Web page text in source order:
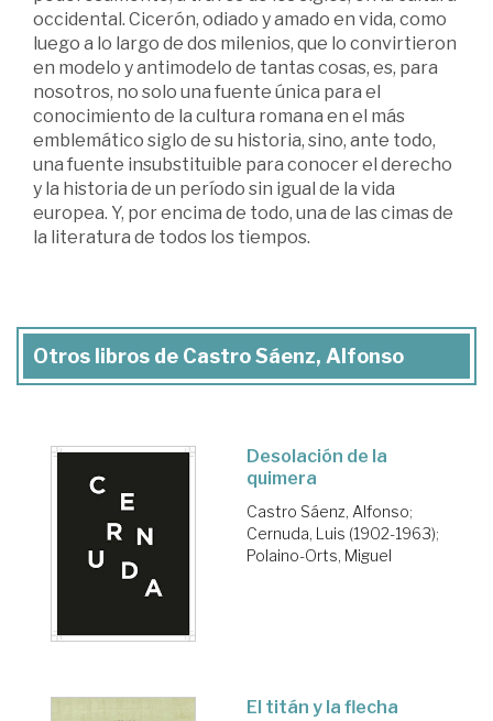
occidental. Cicerón, odiado y amado en vida, como
luego a lo largo de dos milenios, que lo convirtieron
en modelo y antimodelo de tantas cosas, es, para
nosotros, no solo una fuente única para el
conocimiento de la cultura romana en el más
emblemático siglo de su historia, sino, ante todo,
una fuente insubstituible para conocer el derecho
y la historia de un período sin igual de la vida
europea. Y, por encima de todo, una de las cimas de
la literatura de todos los tiempos.
Otros libros de Castro Sáenz, Alfonso
Desolación de la
quimera
Castro Sáenz, Alfonso;
Cernuda, Luis (1902-1963);
Polaino-Orts, Miguel
El titán y la flecha